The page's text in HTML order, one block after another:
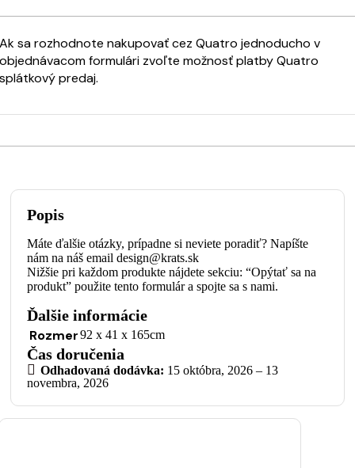
Ak sa rozhodnote nakupovať cez Quatro jednoducho v
objednávacom formulári zvoľte možnosť platby Quatro
splátkový predaj.
Popis
Máte ďalšie otázky, prípadne si neviete poradiť? Napíšte
nám na náš email design@krats.sk
Nižšie pri každom produkte nájdete sekciu: “Opýtať sa na
produkt” použite tento formulár a spojte sa s nami.
Ďalšie informácie
Rozmer92 x 41 x 165cm
Čas doručenia
Odhadovaná dodávka: 15 októbra, 2026 – 13
novembra, 2026